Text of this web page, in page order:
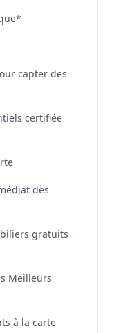
capter des
certifiée
dès
gratuits
Meilleurs
à la carte